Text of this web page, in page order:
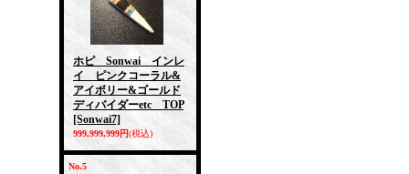
ホピ Sonwai インレ
イ ピンクコーラル&
アイボリー&ゴールド
ディバイダーetc TOP
[Sonwai7]
999,999,999円(税込)
No.5